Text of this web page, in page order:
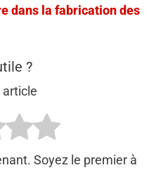
dans la fabrication des
?
Soyez le premier à